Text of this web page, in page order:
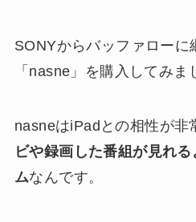
SONYからバッファローに
「nasne」を購入してみま
nasneはiPadとの相性が非
ビや録画した番組が見れ
ムなんです。